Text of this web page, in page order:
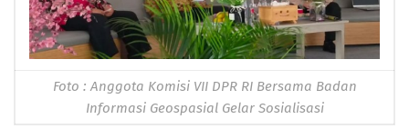
Foto : Anggota Komisi VII DPR RI Bersama Badan
Informasi Geospasial Gelar Sosialisasi